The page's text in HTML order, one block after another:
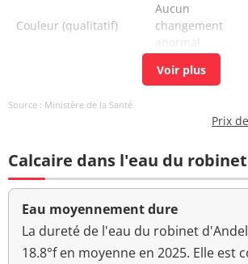
Couleur (qualitatif)
Aucun
changement
anormal
0 n/(100mL)
Bact. aér. revivifiables
à 22°-68h
<1 n/mL
Bact. aér. revivifiables
à 36°-44h
Source : Ministère de la Santé
Prix
Calcaire dans l'eau du
Eau moyennement dure
La dureté de l'eau du robinet
18.8°f en moyenne en 2025. Elle est